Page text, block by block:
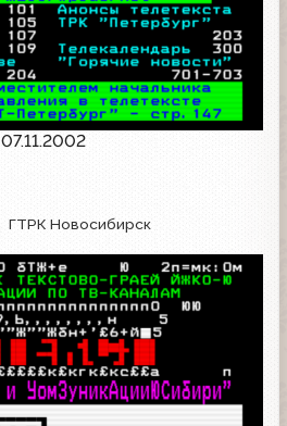
07.11.2002
ГТРК Новосибирск